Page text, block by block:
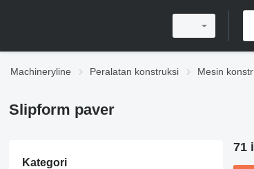
Machineryline Peralatan konstruksi Mesin
Slipform paver
Kategori
71